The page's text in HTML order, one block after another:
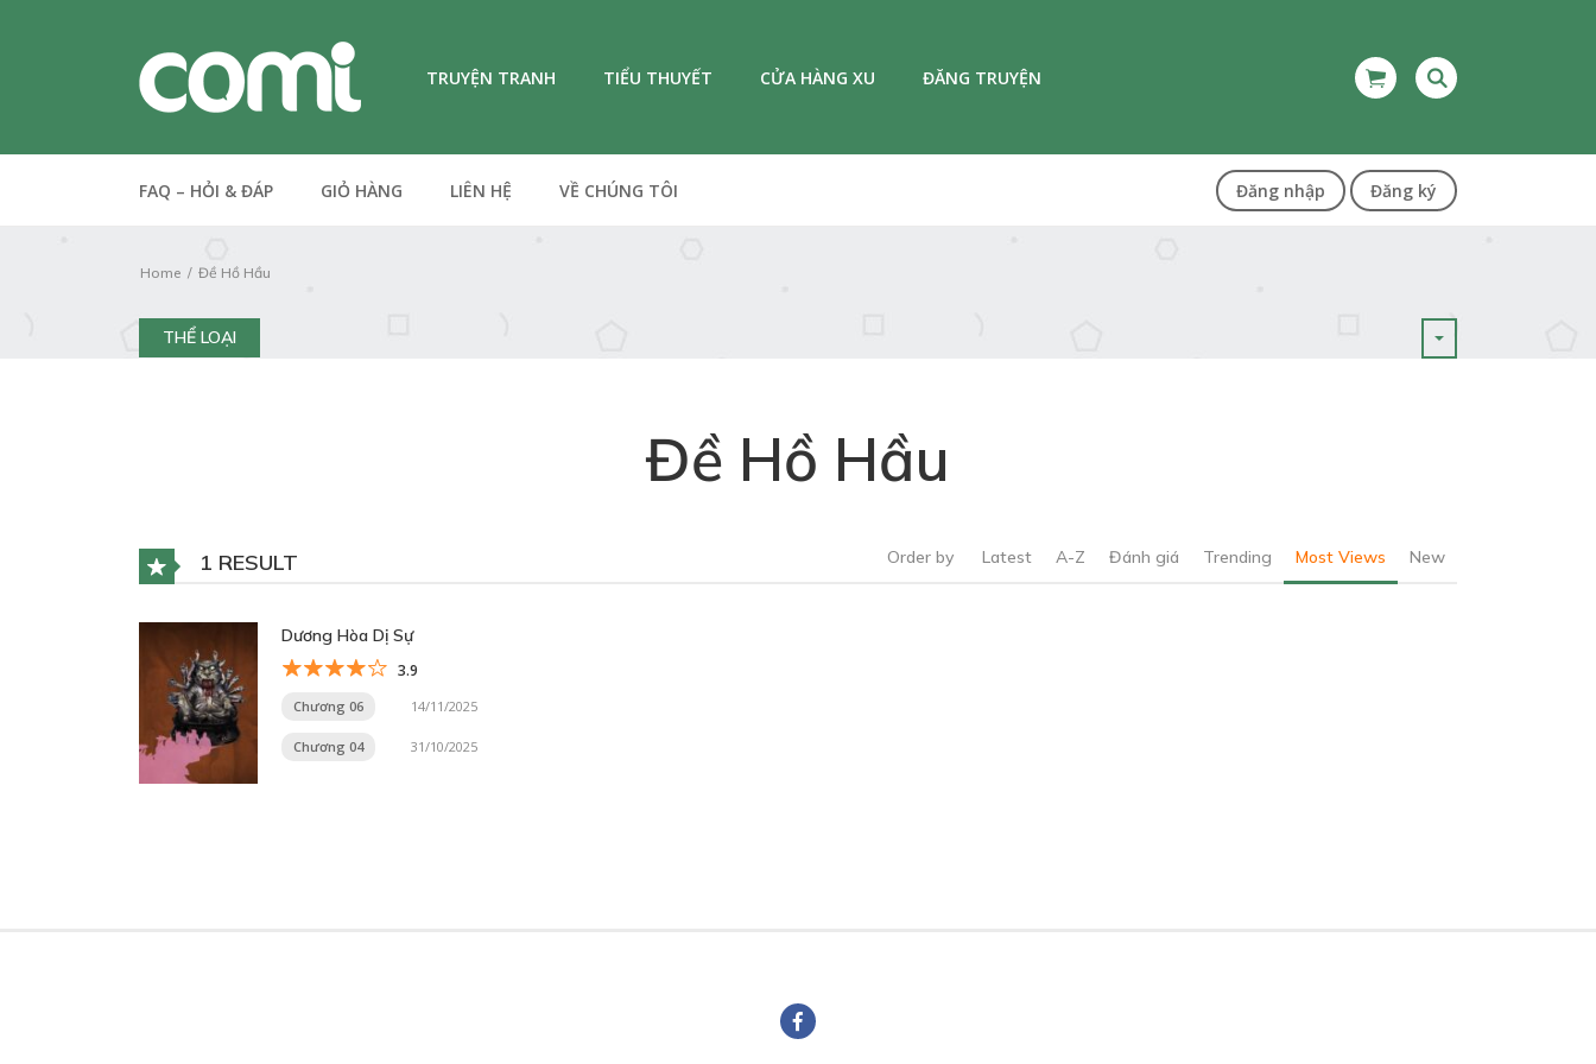
TRUYỆN TRANH TIỂU THUYẾT CỬA HÀNG XU ĐĂNG TRUYỆN
FAQ – HỎI & ĐÁP GIỎ HÀNG LIÊN HỆ VỀ CHÚNG TÔI Đăng nhập Đăng ký
Home Đề Hồ Hầu
THỂ LOẠI
Đề Hồ Hầu
1 RESULT Order by Latest A-Z Đánh giá Trending Most Views New
Dương Hòa Dị Sự
3.9
Chương 06 14/11/2025
Chương 04 31/10/2025